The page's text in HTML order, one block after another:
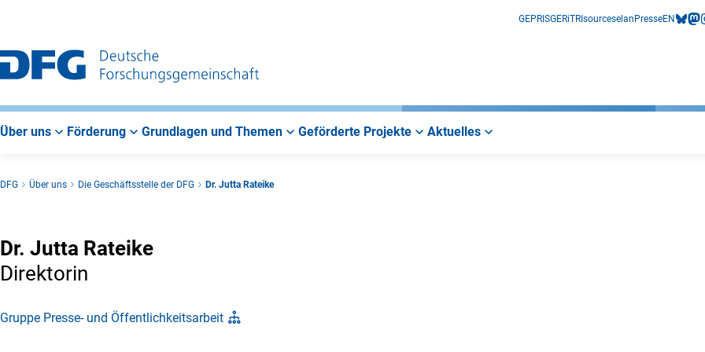
GEPRISGERiTRIsourceselan PresseEN
Über uns Förderung Grundlagen und Themen Geförderte Projekte Aktuelles
DFG Über uns Die Geschäftsstelle der DFG Dr. Jutta Rateike
Dr. Jutta Rateike
Direktorin
Gruppe Presse- und Öffentlichkeitsarbeit